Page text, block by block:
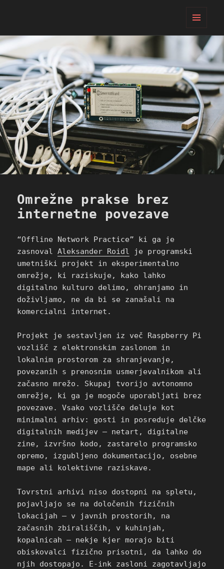
GRADNIKI
Omrežne prakse brez
internetne povezave
“Offline Network Practice” ki ga je
zasnovalAleksander Roidl je programski
umetniški projekt in eksperimentalno
omrežje, ki raziskuje, kako lahko
digitalno kulturo delimo, ohranjamo in
doživljamo, ne da bi se zanašali na
komercialni internet.
Projekt je sestavljen iz več Raspberry Pi
vozlišč z elektronskim zaslonom in
lokalnim prostorom za shranjevanje,
povezanih s prenosnim usmerjevalnikom ali
začasno mrežo. Skupaj tvorijo avtonomno
omrežje, ki ga je mogoče uporabljati brez
povezave. Vsako vozlišče deluje kot
minimalni arhiv: gosti in posreduje delčke
digitalnih medijev – netart, digitalne
zine, izvršno kodo, zastarelo programsko
opremo, izgubljeno dokumentacijo, osebne
mape ali kolektivne raziskave.
Tovrstni arhivi niso dostopni na spletu,
pojavljajo se na določenih fizičnih
lokacijah – v javnih prostorih, na
začasnih zbirališčih, v kuhinjah,
kopalnicah – nekje kjer morajo biti
obiskovalci fizično prisotni, da lahko do
njih dostopajo. E-ink zasloni zagotavljajo